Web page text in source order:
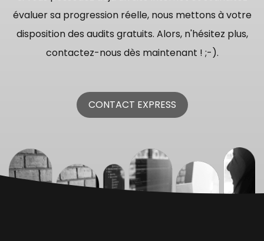
évaluer sa progression réelle, nous mettons à votre
disposition des audits gratuits. Alors, n'hésitez plus,
contactez-nous dès maintenant ! ;-).
CONTACT EXPRESS